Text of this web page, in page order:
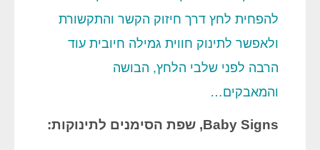
להפחית לחץ דרך חיזוק הקשר והתקשורת
ולאפשר לתינוק חווית גמילה חיובית עוד
הרבה לפני שלבי הלחץ, הבושה
והמאבקים…
Baby Signs, שפת הסימנים לתינוקות: